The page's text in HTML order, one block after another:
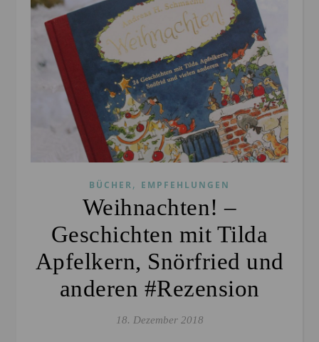
BÜCHER, EMPFEHLUNGEN
Weihnachten! –
Geschichten mit Tilda
Apfelkern, Snörfried und
anderen #Rezension
18. Dezember 2018